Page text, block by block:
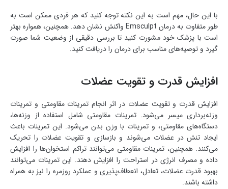
با این حال، مهم است به این نکته توجه کنید که هر فردی ممکن است به
طور متفاوت به درمان Emsculpt واکنش نشان دهد. همچنین، همواره بهتر
است با پزشک خود مشورت کنید تا بررسی دقیقی از وضعیت شما صورت
گیرد و توصیه‌های مناسب برای درمان را دریافت کنید.
افزایش قدرت و تقویت عضلات
افزایش قدرت و تقویت عضلات در اثر انجام تمرینات مقاومتی و تمرینات
وزنه‌برداری میسر می‌شود. تمرینات مقاومتی شامل استفاده از وزنه‌ها،
دستگاه‌های مقاومتی، و تمرینات با وزن بدن می‌شود. این تمرینات باعث
ایجاد تنش در عضلات می‌شوند و بازسازی و تقویت عضلات را تحریک
می‌کنند. همچنین، تمرینات مقاومتی می‌توانند تراکم استخوان‌ها را افزایش
داده و مصرف انرژی در استراحت را افزایش دهند. این تمرینات می‌توانند
بهبود قدرت عضلات، تعادل، انعطاف‌پذیری و عملکرد روزمره را نیز به همراه
داشته باشند.